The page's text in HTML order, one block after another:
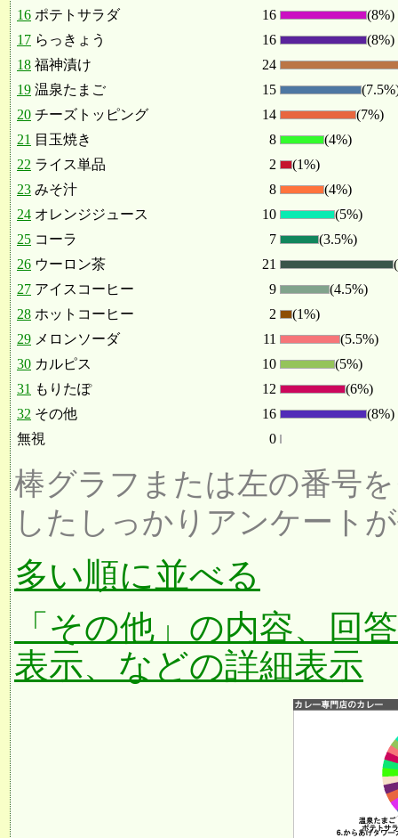
16 ポテトサラダ 16
(8%)
17 らっきょう 16
(8%)
18 福神漬け
24
19 温泉たまご 15
20 チーズトッピング 14
(7%)
21 目玉焼き 8
(4%)
22 ライス単品 2
(1%)
23 みそ汁 8
(4%)
24 オレンジジュース 10
(5%)
25 コーラ 7
(3.5%)
26 ウーロン茶 21
27 アイスコーヒー 9
(4.5%)
28 ホットコーヒー 2
(1%)
29 メロンソーダ 11
(5.5%)
30 カルピス 10
(5%)
31 もりたぽ 12
(6%)
32 その他 16
(8%)
無視
0
棒グラフまたは左の番号
したしっかりアンケート
多い順に並べる
「その他」の内容、回
表示、などの詳細表示